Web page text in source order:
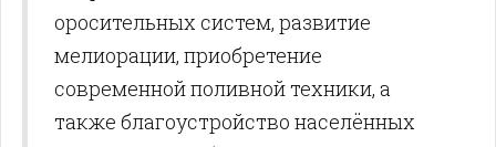
оросительных систем, развитие
мелиорации, приобретение
современной поливной техники, а
также благоустройство населённых